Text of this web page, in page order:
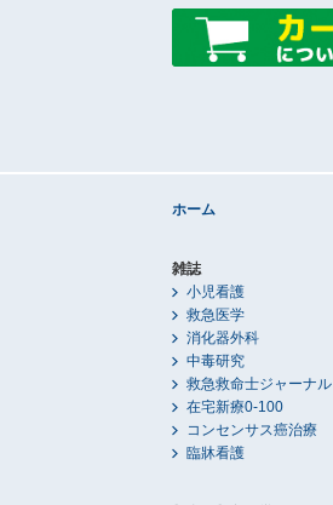
ホーム
雑誌
小児看護
救急医学
消化器外科
中毒研究
救急救命士ジャーナル
在宅新療0-100
コンセンサス癌治療
臨牀看護